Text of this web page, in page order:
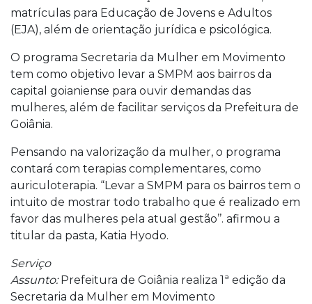
matrículas para Educação de Jovens e Adultos
(EJA), além de orientação jurídica e psicológica.
O programa Secretaria da Mulher em Movimento
tem como objetivo levar a SMPM aos bairros da
capital goianiense para ouvir demandas das
mulheres, além de facilitar serviços da Prefeitura de
Goiânia.
Pensando na valorização da mulher, o programa
contará com terapias complementares, como
auriculoterapia. “Levar a SMPM para os bairros tem o
intuito de mostrar todo trabalho que é realizado em
favor das mulheres pela atual gestão’’. afirmou a
titular da pasta, Katia Hyodo.
Serviço
Assunto:Prefeitura de Goiânia realiza 1ª edição da
Secretaria da Mulher em Movimento